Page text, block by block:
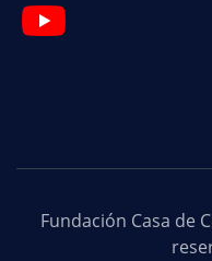
Fundación Casa de